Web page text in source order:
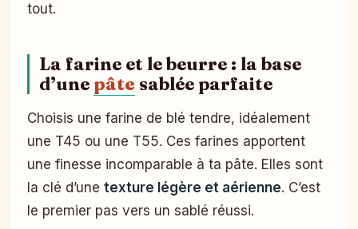
tout.
La farine et le beurre : la base
d’une pâte sablée parfaite
Choisis une farine de blé tendre, idéalement
une T45 ou une T55. Ces farines apportent
une finesse incomparable à ta pâte. Elles sont
la clé d’une texture légère et aérienne. C’est
le premier pas vers un sablé réussi.